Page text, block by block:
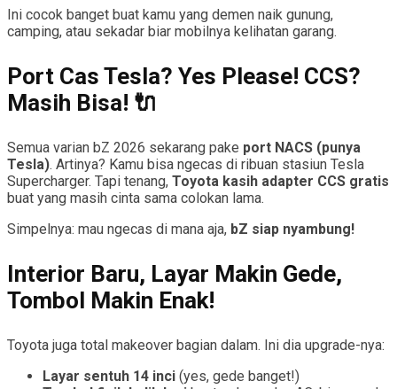
Ini cocok banget buat kamu yang demen naik gunung,
camping, atau sekadar biar mobilnya kelihatan garang.
Port Cas Tesla? Yes Please! CCS?
Masih Bisa! 🔌
Semua varian bZ 2026 sekarang pake port NACS (punya
Tesla). Artinya? Kamu bisa ngecas di ribuan stasiun Tesla
Supercharger. Tapi tenang, Toyota kasih adapter CCS gratis
buat yang masih cinta sama colokan lama.
Simpelnya: mau ngecas di mana aja, bZ siap nyambung!
Interior Baru, Layar Makin Gede,
Tombol Makin Enak!
Toyota juga total makeover bagian dalam. Ini dia upgrade-nya:
Layar sentuh 14 inci (yes, gede banget!)